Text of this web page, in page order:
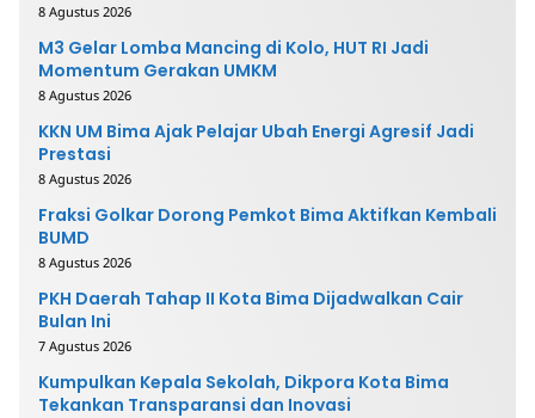
8 Agustus 2026
M3 Gelar Lomba Mancing di Kolo, HUT RI Jadi
Momentum Gerakan UMKM
8 Agustus 2026
KKN UM Bima Ajak Pelajar Ubah Energi Agresif Jadi
Prestasi
8 Agustus 2026
Fraksi Golkar Dorong Pemkot Bima Aktifkan Kembali
BUMD
8 Agustus 2026
PKH Daerah Tahap II Kota Bima Dijadwalkan Cair
Bulan Ini
7 Agustus 2026
Kumpulkan Kepala Sekolah, Dikpora Kota Bima
Tekankan Transparansi dan Inovasi